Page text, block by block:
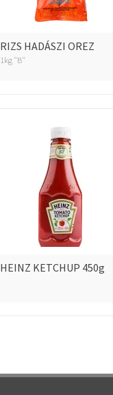
RIZS HADÁSZI OREZ
1kg "B"
HEINZ KETCHUP 450g